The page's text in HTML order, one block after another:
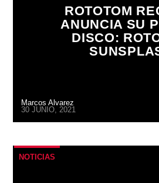
ROTOTOM
ANUNCIA SU
DISCO:
Marcos Alvarez
30 JUNIO, 2021
NOTICIAS